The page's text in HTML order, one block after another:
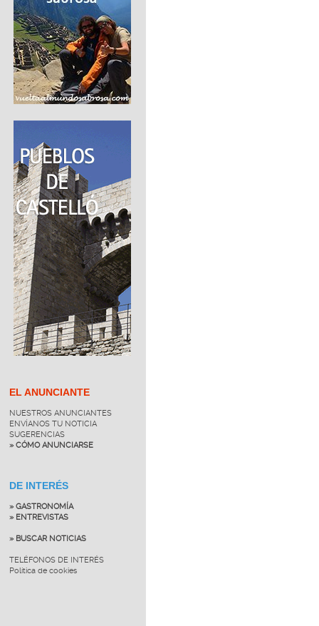
EL ANUNCIANTE
NUESTROS ANUNCIANTES
ENVÍANOS TU NOTICIA
SUGERENCIAS
» CÓMO ANUNCIARSE
DE INTERÉS
» GASTRONOMÍA
» ENTREVISTAS
» BUSCAR NOTICIAS
TELÉFONOS DE INTERÉS
Política de cookies